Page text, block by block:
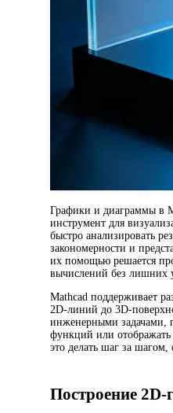
Графики и диаграммы в
инструмент для
быстро анализировать
закономерности и
их помощью решается
вычислений без лишних
Mathcad поддерживает
2D-линий до 3D-
инженерными задачами,
функций или отображать
это делать шаг за
Построение